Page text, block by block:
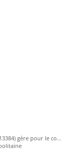
La société Jacques SARL (RCS 503513384, TVA FR01503513384) gère pour le compte de La Cave des Sommeliers les transactions bancaires et la facturation